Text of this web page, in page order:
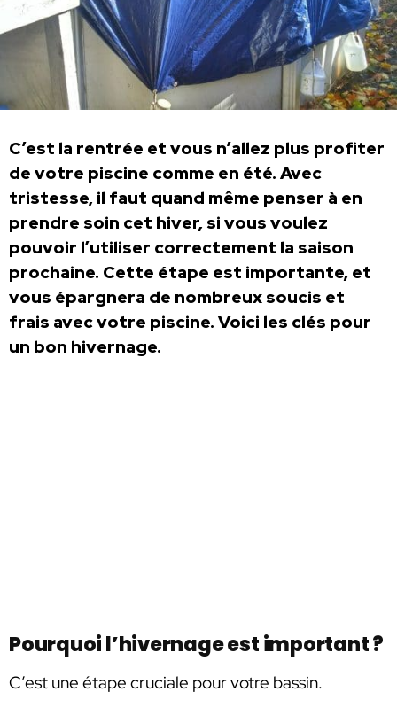
C’est la rentrée et vous n’allez plus profiter
de votre piscine comme en été. Avec
tristesse, il faut quand même penser à en
prendre soin cet hiver, si vous voulez
pouvoir l’utiliser correctement la saison
prochaine. Cette étape est importante, et
vous épargnera de nombreux soucis et
frais avec votre piscine. Voici les clés pour
un bon hivernage.
Pourquoi l’hivernage est important ?
C’est une étape cruciale pour votre bassin.